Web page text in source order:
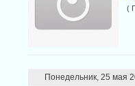
(
Понедельник, 25 мая